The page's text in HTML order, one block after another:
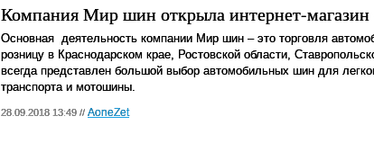
Компания Мир шин открыла интернет-
Основная деятельность компании Мир шин – это торговля
розницу в Краснодарском крае, Ростовской области,
всегда представлен большой выбор автомобильных шин для
транспорта и мотошины.
28.09.2018 13:49 // AoneZet